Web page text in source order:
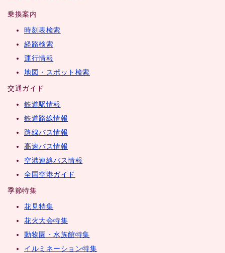
乗換案内
時刻表検索
経路検索
運行情報
地図・スポット検索
交通ガイド
鉄道駅情報
鉄道路線情報
路線バス情報
高速バス情報
空港連絡バス情報
全国空港ガイド
季節特集
花見特集
花火大会特集
動物園・水族館特集
イルミネーション特集